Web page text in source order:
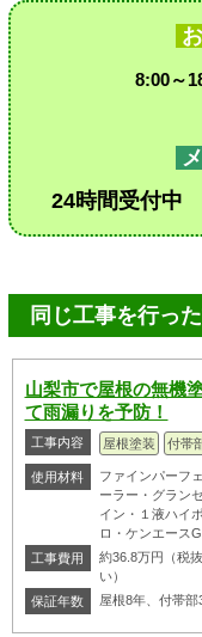
8:00
24時間受付中
同じ工事を行っ
山梨市で屋根の無機
て雨漏りを予防！
工事内容 屋根塗装 付帯
使用材料
ファインパーフ
ーラー・グラン
イン・１液ハイ
ロ・ケンエース
工事費用
約36.8万円（税
い）
保証年数
屋根8年、付帯部